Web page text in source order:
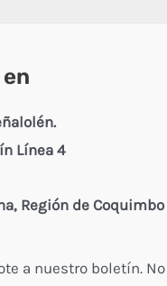
Línea 4
Región de Coquimbo
a nuestro boletín. No